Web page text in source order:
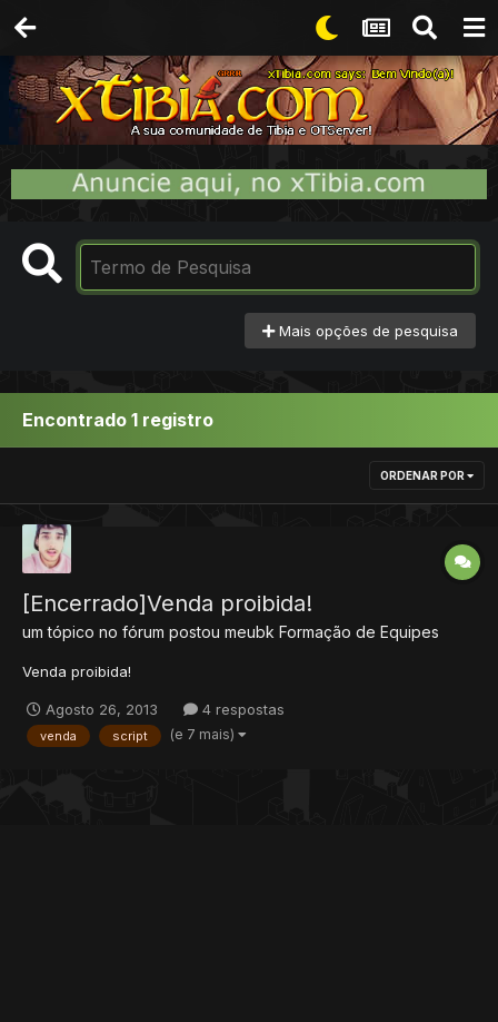
Mais opções de pesquisa
Encontrado 1 registro
ORDENAR POR
[Encerrado]Venda proibida!
um tópico no fórum postou meubk Formação de Equipes
Venda proibida!
Agosto 26, 2013 4 respostas
venda script (e 7 mais)